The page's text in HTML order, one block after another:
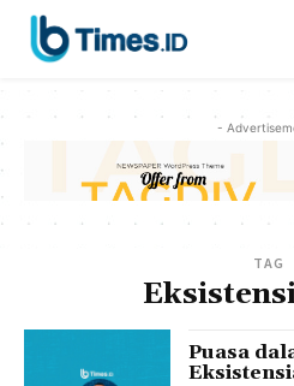
-
TAG
Puasa